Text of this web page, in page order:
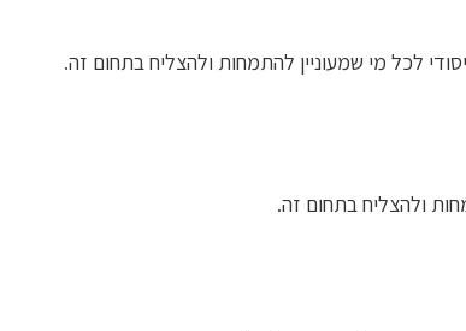
לכל מי שמעוניין להתמחות ולהצליח בתחום זה.
ולהצליח בתחום זה.